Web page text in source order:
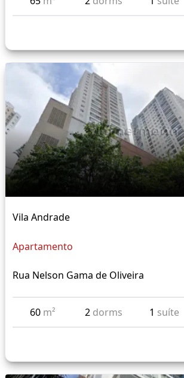
Vila Andrade
Apartamento
Rua Nelson Gama de Oliveira
60 m² 2 dorms 1 suíte